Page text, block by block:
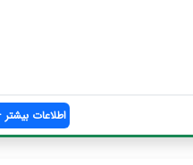
اطلاعات بیشتر